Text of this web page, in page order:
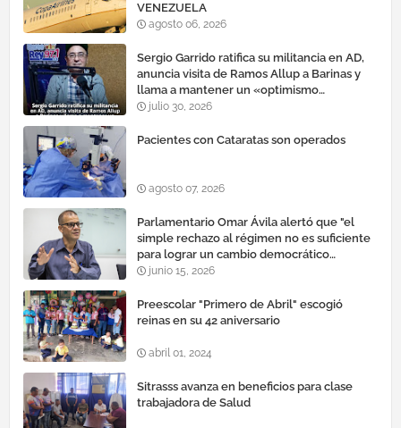
VENEZUELA
agosto 06, 2026
Sergio Garrido ratifica su militancia en AD,
anuncia visita de Ramos Allup a Barinas y
llama a mantener un «optimismo
cauteloso»
julio 30, 2026
Pacientes con Cataratas son operados
agosto 07, 2026
Parlamentario Omar Ávila alertó que "el
simple rechazo al régimen no es suficiente
para lograr un cambio democrático
efectivo"
junio 15, 2026
Preescolar "Primero de Abril" escogió
reinas en su 42 aniversario
abril 01, 2024
Sitrasss avanza en beneficios para clase
trabajadora de Salud